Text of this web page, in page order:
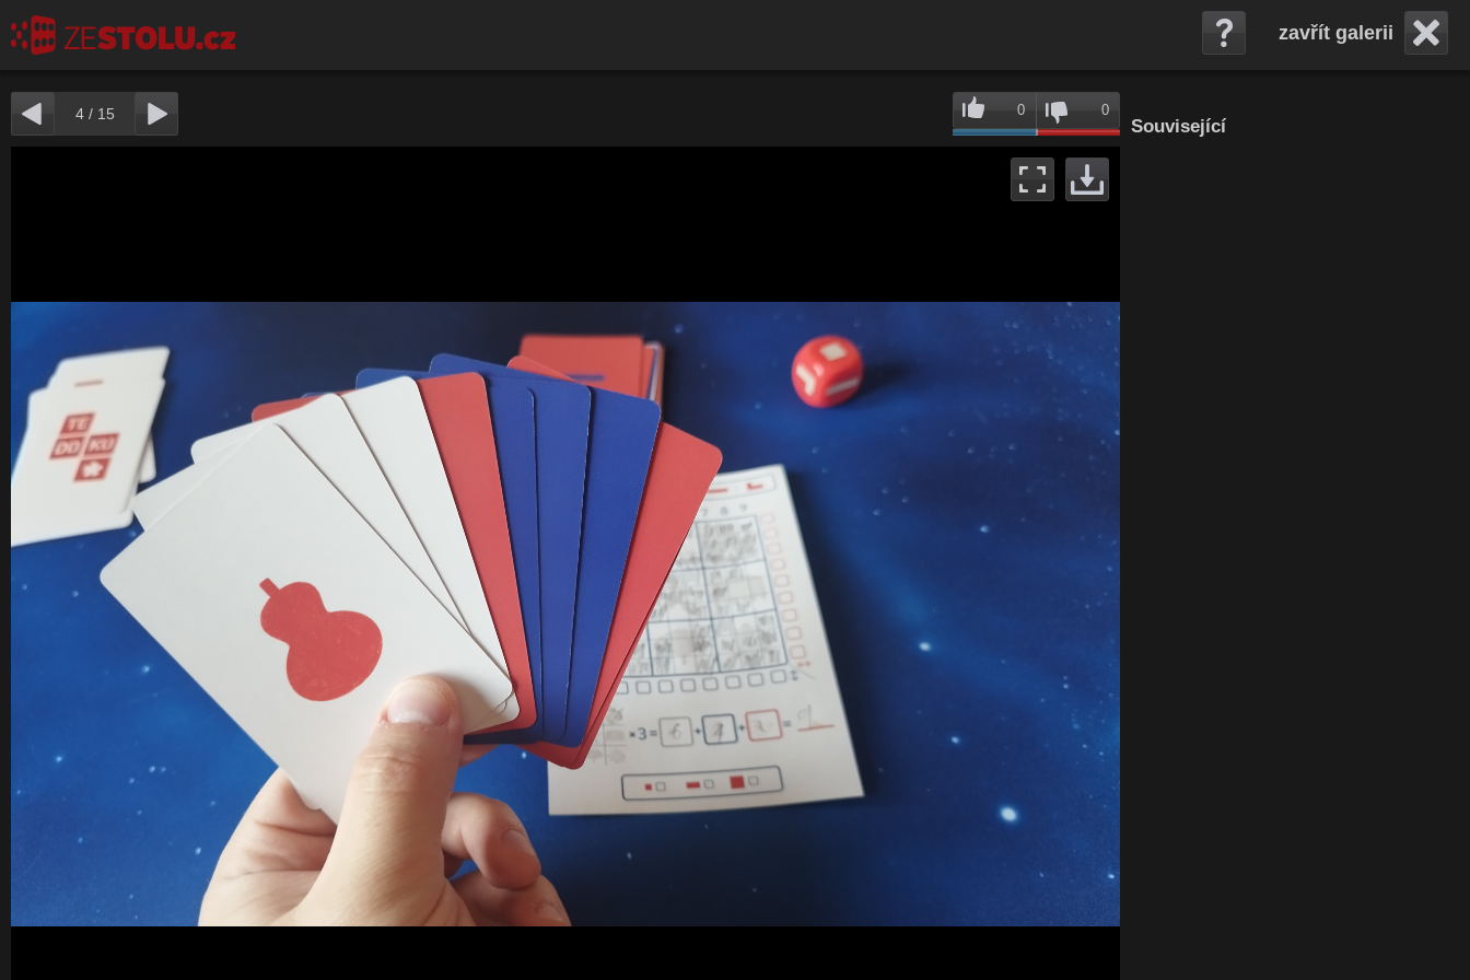
zavřít galerii
4/ 15 0 0
Související